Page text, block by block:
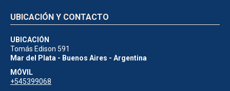
UBICACIÓN Y CONTACTO
UBICACIÓN
Tomás Edison 591
Mar del Plata - Buenos Aires - Argentina
MÓVIL
+545399068